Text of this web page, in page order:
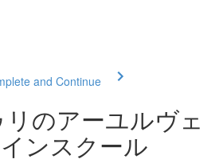
and Continue
のアーユルヴェ
ンスクール